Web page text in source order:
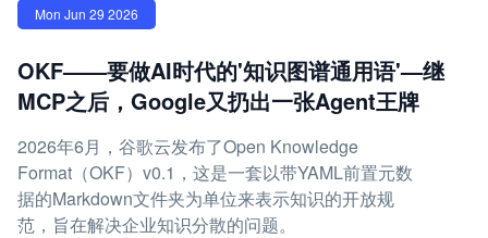
Mon Jun 29 2026
OKF——要做AI时代的'知识图谱通用语'—继
MCP之后，Google又扔出一张Agent王牌
2026年6月，谷歌云发布了Open Knowledge
Format（OKF）v0.1，这是一套以带YAML前置元数
据的Markdown文件夹为单位来表示知识的开放规
范，旨在解决企业知识分散的问题。